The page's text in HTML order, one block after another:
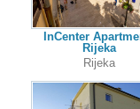
InCenter
Rijeka
Rijeka